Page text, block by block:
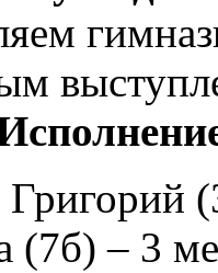
(7б) – 3